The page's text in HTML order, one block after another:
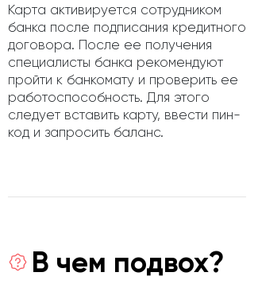
Карта активируется сотрудником
банка после подписания кредитного
договора. После ее получения
специалисты банка рекомендуют
пройти к банкомату и проверить ее
работоспособность. Для этого
следует вставить карту, ввести пин-
код и запросить баланс.
В чем подвох?